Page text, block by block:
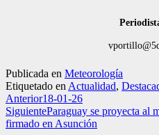
Publicada en Meteorología
Etiquetado en Actualidad,
Anterior18-01-26
SiguienteParaguay se proyecta al
firmado en Asunción